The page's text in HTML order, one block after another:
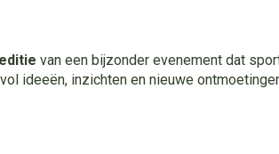
van een bijzonder evenement dat
ideeën, inzichten en nieuwe